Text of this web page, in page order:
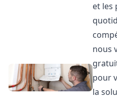
et les
nous
pour
la